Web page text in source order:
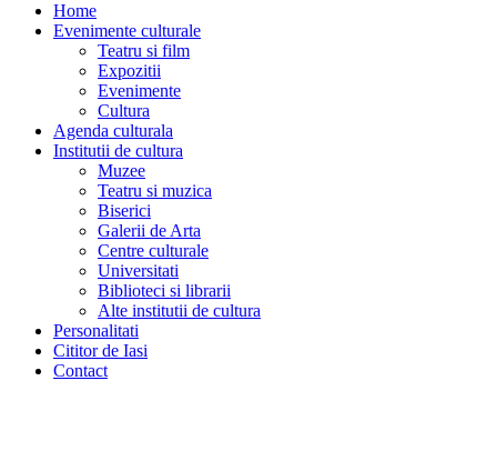
Home
Evenimente culturale
Teatru si film
Expozitii
Evenimente
Cultura
Agenda culturala
Institutii de cultura
Muzee
Teatru si muzica
Biserici
Galerii de Arta
Centre culturale
Universitati
Biblioteci si librarii
Alte institutii de cultura
Personalitati
Cititor de Iasi
Contact